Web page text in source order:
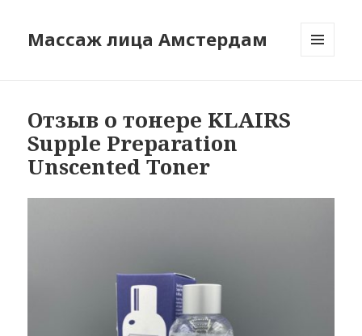
Массаж лица Амстердам
Отзыв о тонере KLAIRS
Supple Preparation
Unscented Toner